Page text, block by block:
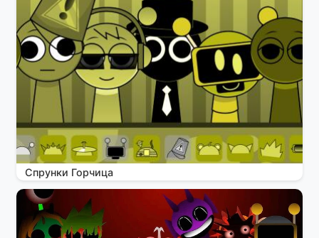
Спрунки Горчица